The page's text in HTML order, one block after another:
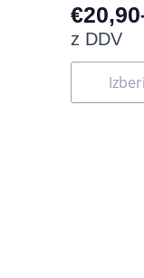
€20,90
z DDV
Ta
izdelek
ima